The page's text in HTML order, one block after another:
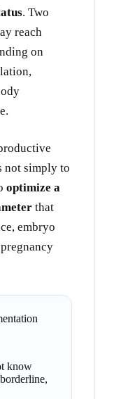
. Two
reach
on
not simply to
optimize a
that
embryo
know